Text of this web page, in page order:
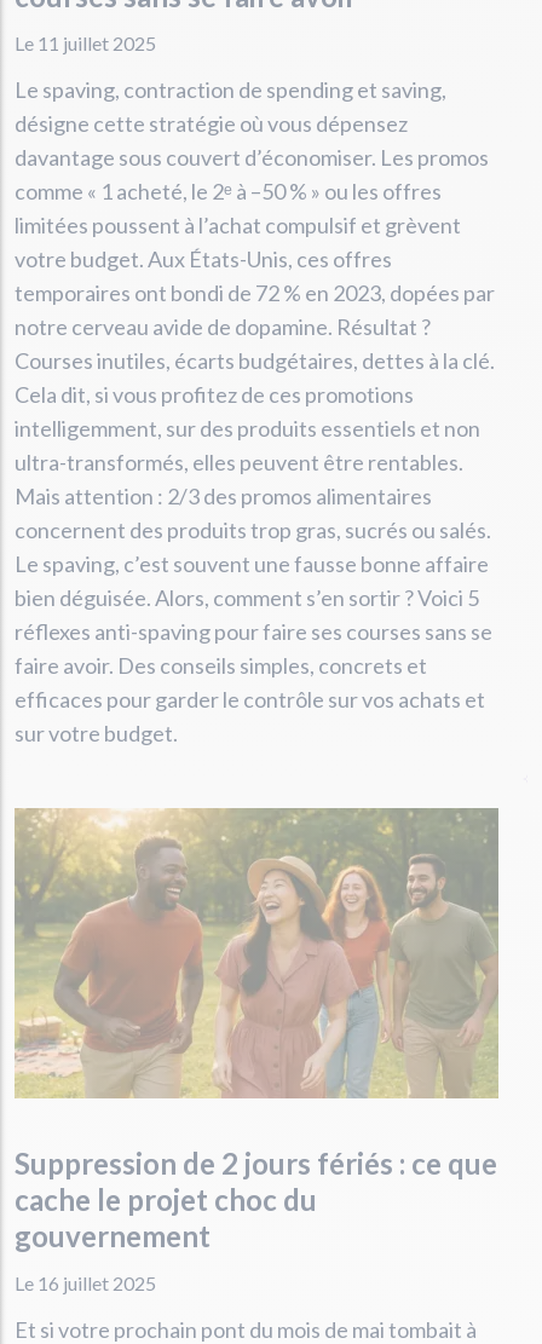
Le 11 juillet 2025
Le spaving, contraction de spending et saving,
désigne cette stratégie où vous dépensez
davantage sous couvert d’économiser. Les promos
comme « 1 acheté, le 2ᵉ à –50 % » ou les offres
limitées poussent à l’achat compulsif et grèvent
votre budget. Aux États-Unis, ces offres
temporaires ont bondi de 72 % en 2023, dopées par
notre cerveau avide de dopamine. Résultat ?
Courses inutiles, écarts budgétaires, dettes à la clé.
Cela dit, si vous profitez de ces promotions
intelligemment, sur des produits essentiels et non
ultra-transformés, elles peuvent être rentables.
Mais attention : 2/3 des promos alimentaires
concernent des produits trop gras, sucrés ou salés.
Le spaving, c’est souvent une fausse bonne affaire
bien déguisée. Alors, comment s’en sortir ? Voici 5
réflexes anti-spaving pour faire ses courses sans se
faire avoir. Des conseils simples, concrets et
efficaces pour garder le contrôle sur vos achats et
sur votre budget.
Suppression de 2 jours fériés : ce que
cache le projet choc du
gouvernement
Le 16 juillet 2025
Et si votre prochain pont du mois de mai tombait à